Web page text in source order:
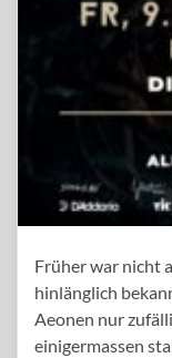
Früher war nicht
hinlänglich
Aeonen nur
einigermassen